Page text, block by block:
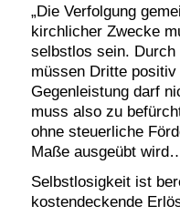
„Die Verfolgung
kirchlicher Zwecke
selbstlos sein.
müssen Dritte
Gegenleistung darf
muss also zu
ohne steuerliche
Maße ausgeübt
Selbstlosigkeit ist
kostendeckende